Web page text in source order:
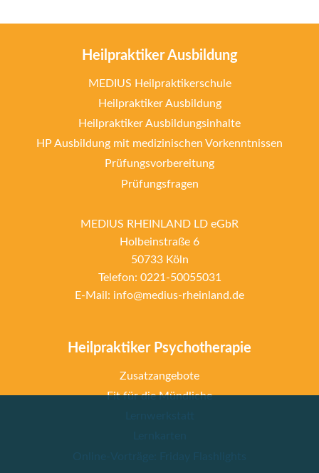
Heilpraktiker Ausbildung
MEDIUS Heilpraktikerschule
Heilpraktiker Ausbildung
Heilpraktiker Ausbildungsinhalte
HP Ausbildung mit medizinischen Vorkenntnissen
Prüfungsvorbereitung
Prüfungsfragen
MEDIUS RHEINLAND LD eGbR
Holbeinstraße 6
50733 Köln
Telefon: 0221-50055031
E-Mail: info@medius-rheinland.de
Heilpraktiker Psychotherapie
Zusatzangebote
Fit für die Mündliche